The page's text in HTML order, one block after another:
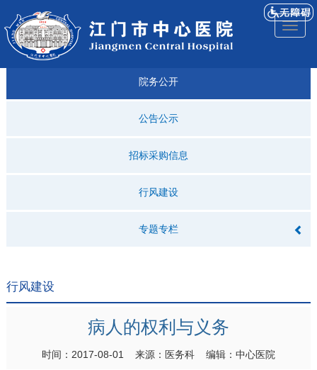
医院
简介
来院
导航
就诊
指引
专科
建设
仁济
科普
人才
招聘
仁济
医院
视频
院务公开
公告公示
招标采购信息
行风建设
专题专栏
行风建设
病人的权利与义务
时间：2017-08-01 来源：医务科 编辑：中心医院